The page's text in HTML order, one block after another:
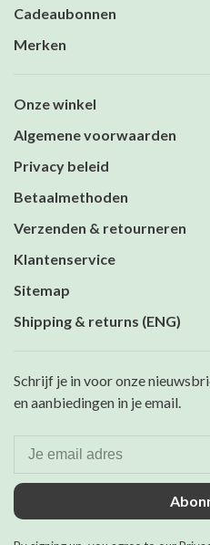
Cadeaubonnen
Merken
Onze winkel
Algemene voorwaarden
Privacy beleid
Betaalmethoden
Verzenden & retourneren
Klantenservice
Sitemap
Shipping & returns (ENG)
Schrijf je in voor onze
en aanbiedingen in je email.